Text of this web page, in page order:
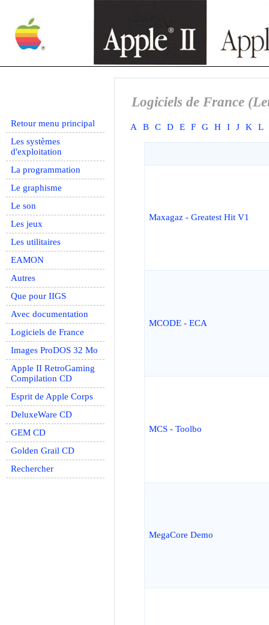
Retour menu principal
Les systèmes
d'exploitation
La programmation
Le graphisme
Le son
Les jeux
Les utilitaires
EAMON
Autres
Que pour IIGS
Avec documentation
Logiciels de France
Images ProDOS 32 Mo
Apple II RetroGaming
Compilation CD
Esprit de Apple Corps
DeluxeWare CD
GEM CD
Golden Grail CD
Rechercher
Logiciels de France
A B C D E F G H I J K L
Maxagaz - Greatest Hit V1
MCODE - ECA
MCS - Toolbo
MegaCore Demo